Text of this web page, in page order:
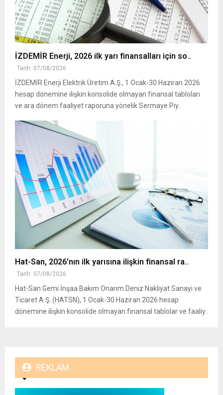
İZDEMİR Enerji, 2026 ilk yarı finansalları için so..
Tarih: 07/08/2026
İZDEMİR Enerji Elektrik Üretim A.Ş., 1 Ocak-30 Haziran 2026
hesap dönemine ilişkin konsolide olmayan finansal tabloları
ve ara dönem faaliyet raporuna yönelik Sermaye Piy..
Hat-San, 2026'nın ilk yarısına ilişkin finansal ra..
Tarih: 07/08/2026
Hat-San Gemi İnşaa Bakım Onarım Deniz Nakliyat Sanayi ve
Ticaret A.Ş. (HATSN), 1 Ocak-30 Haziran 2026 hesap
dönemine ilişkin konsolide olmayan finansal tablolar ve faaliy..
REKLAM